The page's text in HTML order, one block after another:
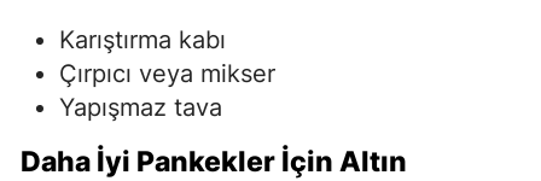
Karıştırma kabı
Çırpıcı veya mikser
Yapışmaz tava
Daha İyi Pankekler İçin Altın